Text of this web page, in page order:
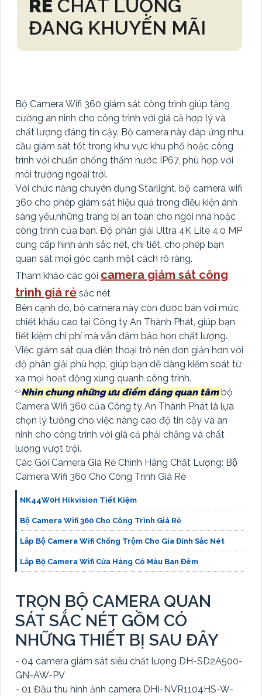
RẺ CHẤT LƯỢNG
ĐANG KHUYẾN MÃI
Bộ Camera Wifi 360 giám sát công trình giúp tăng
cường an ninh cho công trình với giá cả hợp lý và
chất lượng đáng tin cậy. Bộ camera này đáp ứng nhu
cầu giám sát tốt trong khu vực khu phố hoặc công
trình với chuẩn chống thấm nước IP67, phù hợp với
môi trường ngoài trời.
Với chức năng chuyên dụng Starlight, bộ camera wifi
360 cho phép giám sát hiệu quả trong điều kiện ánh
sáng yếu,những trang bị an toàn cho ngôi nhà hoặc
công trình của bạn. Độ phân giải Ultra 4K Lite 4.0 MP
cung cấp hình ảnh sắc nét, chi tiết, cho phép bạn
quan sát mọi góc cạnh một cách rõ ràng.
Tham khảo các gói camera giám sát công
trình giá rẻ sắc nét
Bên cạnh đó, bộ camera này còn được bán với mức
chiết khấu cao tại Công ty An Thành Phát, giúp bạn
tiết kiệm chi phí mà vẫn đảm bảo hơn chất lượng.
Việc giám sát qua điện thoại trở nên đơn giản hơn với
độ phân giải phù hợp, giúp bạn dễ dàng kiểm soát từ
xa mọi hoạt động xung quanh công trình.
⌔Nhìn chung những ưu điểm đáng quan tâm bộ
Camera Wifi 360 của Công ty An Thành Phát là lựa
chọn lý tưởng cho việc nâng cao độ tin cậy và an
ninh cho công trình với giá cả phải chăng và chất
lượng vượt trội.
Các Gói Camera Giá Rẻ Chính Hãng Chất Lượng: Bộ
Camera Wifi 360 Cho Công Trình Giá Rẻ
NK44W0H Hikvision Tiết Kiệm
Bộ Camera Wifi 360 Cho Công Trình Giá Rẻ
Lắp Bộ Camera Wifi Chống Trộm Cho Gia Đình Sắc Nét
Lắp Bộ Camera Wifi Cửa Hàng Có Màu Ban Đêm
TRỌN BỘ CAMERA QUAN
SÁT SẮC NÉT GỒM CÓ
NHỮNG THIẾT BỊ SAU ĐÂY
- 04 camera giám sát siêu chất lượng DH-SD2A500-
GN-AW-PV
- 01 Đầu thu hình ảnh camera DHI-NVR1104HS-W-